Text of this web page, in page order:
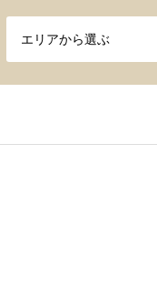
エリアから選ぶ